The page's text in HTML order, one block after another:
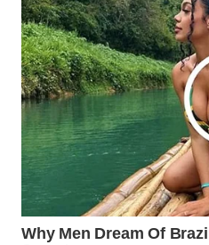
WAHANA
UMKM
WAHANA
SELEB
WAHANA
PERSONA
WAHANA
OTOMOTIF